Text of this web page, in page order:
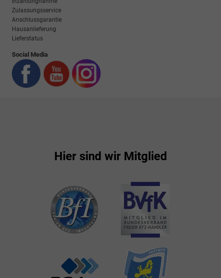
Zulassungsservice
Anschlussgarantie
Hausanlieferung
Lieferstatus
Social Media
Hier sind wir Mitglied